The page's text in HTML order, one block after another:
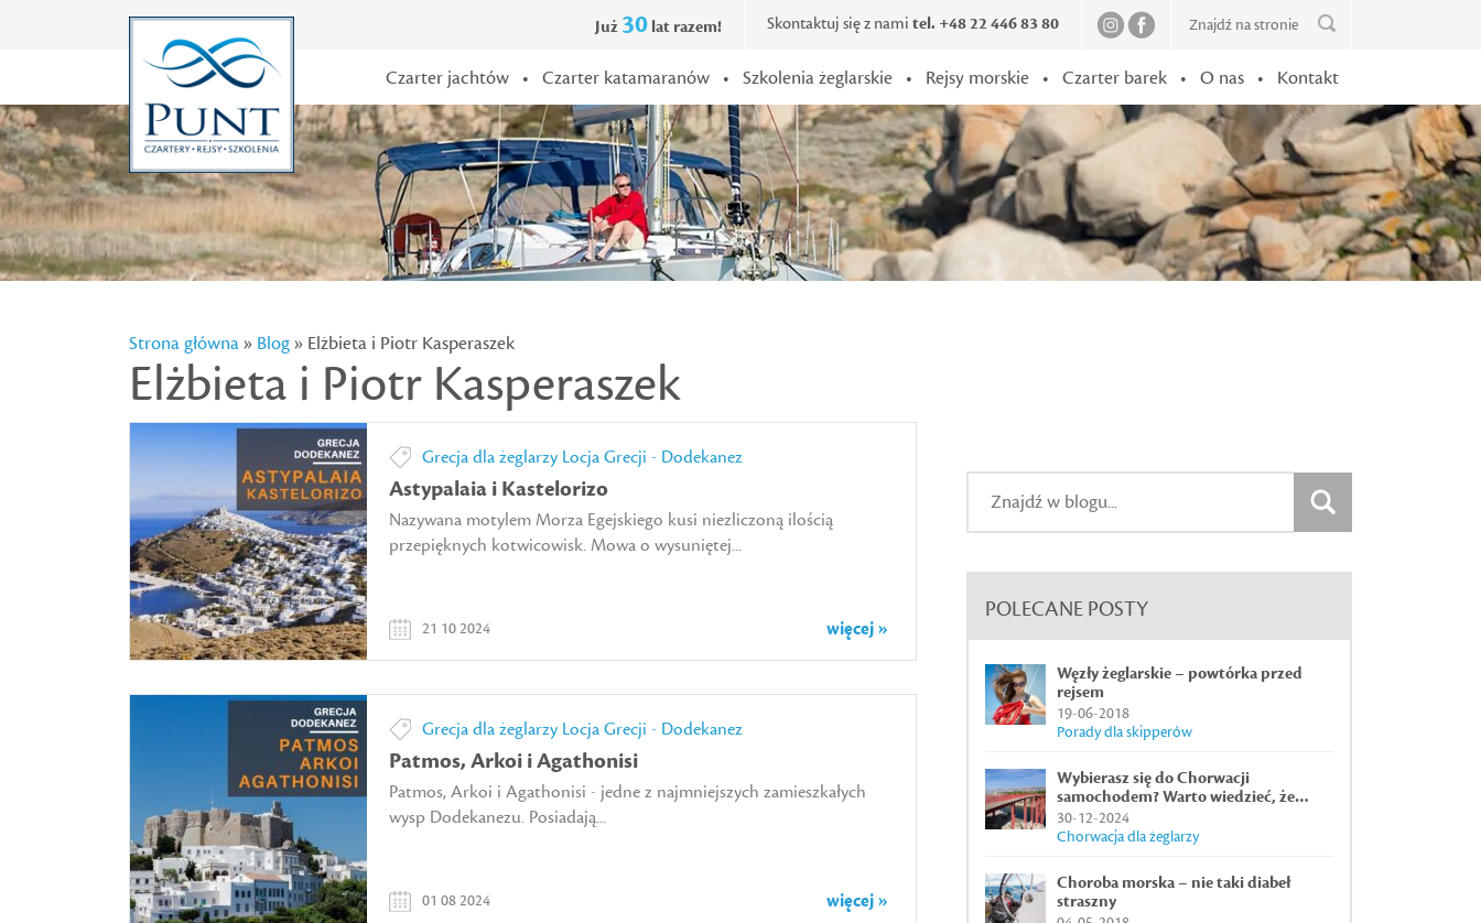
Skontaktuj się z nami tel. +48 22 446 83 80
Już 30 lat razem!
Czarter jachtów • Czarter katamaranów • Szkolenia żeglarskie • Rejsy morskie • Czarter barek • O nas • Kontakt
Strona główna» Blog» Elżbieta i Piotr Kasperaszek
Elżbieta i Piotr Kasperaszek
Grecja dla żeglarzy Locja Grecji - Dodekanez
Astypalaia i Kastelorizo
Nazywana motylem Morza Egejskiego kusi niezliczoną ilością
przepięknych kotwicowisk. Mowa o wysuniętej...
więcej »
21 10 2024
Grecja dla żeglarzy Locja Grecji - Dodekanez
Patmos, Arkoi i Agathonisi
Patmos, Arkoi i Agathonisi - jedne z najmniejszych zamieszkałych
wysp Dodekanezu. Posiadają...
więcej »
01 08 2024
POLECANE POSTY
Węzły żeglarskie – powtórka przed
rejsem
19-06-2018
Porady dla skipperów
Wybierasz się do Chorwacji
samochodem? Warto wiedzieć, że…
30-12-2024
Chorwacja dla żeglarzy
Choroba morska – nie taki diabeł
straszny